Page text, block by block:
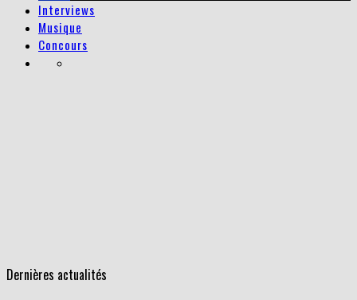
Interviews
Musique
Concours
Dernières actualités